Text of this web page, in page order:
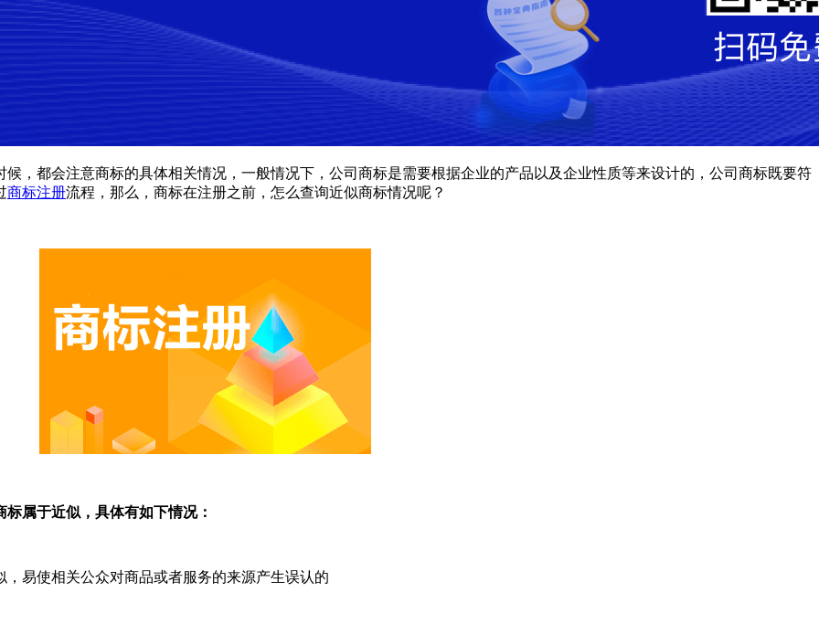
都会注意商标的具体相关情况，一般情况下，公司商标是需要根据企业的产品以及企业性质等来设计的，公司商标既要符
商标注册流程，那么，商标在注册之前，怎么查询近似商标情况呢？
属于近似，具体有如下情况：
使相关公众对商品或者服务的来源产生误认的